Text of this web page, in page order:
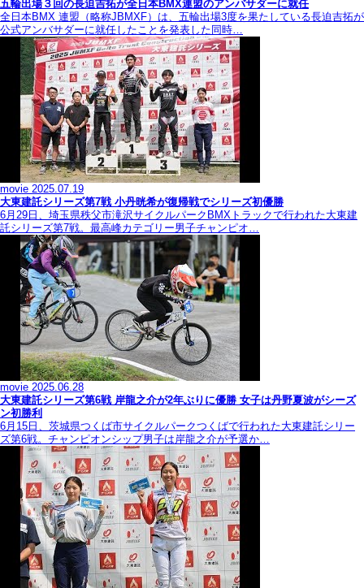
五輪出場３回の長迫吉拓が全日本BMX連盟のアンバサダーに就任
全日本BMX 連盟（略称JBMXF）は、五輪出場3度を果たしている長迫吉拓が
公式アンバサダーに就任したことを発表した同時…
movie 2025.07.19
大東建託シリーズ第7戦 ⼩丹晄希が復帰戦でシリーズ初優勝
6月29日、埼玉県秩父市滝沢サイクルパークBMXトラックで行われた大東建
託シリーズ第7戦。最高峰カテゴリー男子チャンピオ…
movie 2025.06.28
大東建託シリーズ第6戦 岸龍之介が2年ぶりに優勝 女子は丹野夏波がシーズ
ン初勝利
6月15日、茨城県つくば市サイクルパークつくばで行われた大東建託シリー
ズ第6戦。チャンピオンシップ男子は岸龍之介が予選か…